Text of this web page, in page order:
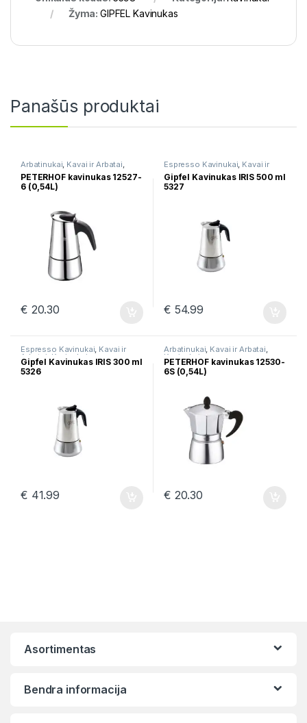
Žyma:GIPFEL Kavinukas
Panašūs produktai
Arbatinukai Kavai ir Arbatai
PETERHOF kavinukas 12527-
6 (0,54L)
€ 20.30
Espresso Kavinukai Kavai ir
Arbatai Kavinukai
Gipfel Kavinukas IRIS 500 ml
5327
€ 54.99
Espresso Kavinukai, Kavai ir
Arbatai ,Kavinukai
Gipfel Kavinukas IRIS 300 ml
5326
€ 41.99
Arbatinukai, Kavai ir Arbatai,
Kavinukai
PETERHOF kavinukas 12530-
6S (0,54L)
€ 20.30
Asortimentas
Bendra informacija